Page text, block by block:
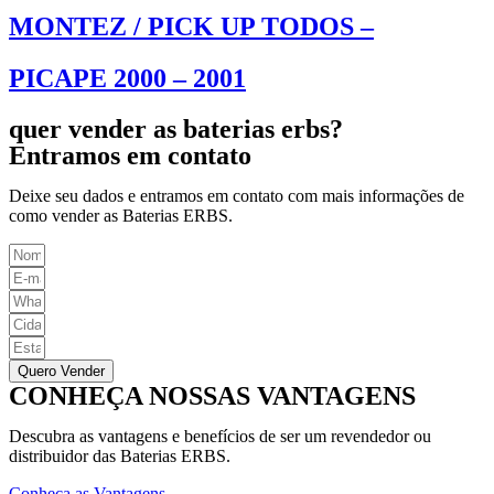
MONTEZ / PICK UP TODOS –
PICAPE 2000 – 2001
quer vender as baterias erbs?
Entramos em contato
Deixe seu dados e entramos em contato com mais informações de
como vender as Baterias ERBS.
Quero Vender
CONHEÇA NOSSAS VANTAGENS
Descubra as vantagens e benefícios de ser um revendedor ou
distribuidor das Baterias ERBS.